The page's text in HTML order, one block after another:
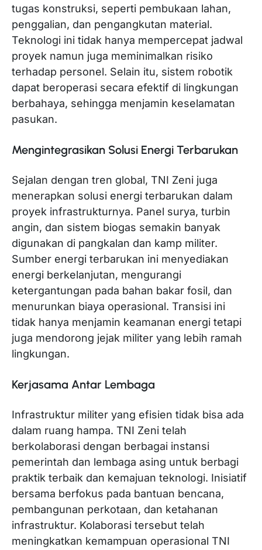
tugas konstruksi, seperti pembukaan lahan,
penggalian, dan pengangkutan material.
Teknologi ini tidak hanya mempercepat jadwal
proyek namun juga meminimalkan risiko
terhadap personel. Selain itu, sistem robotik
dapat beroperasi secara efektif di lingkungan
berbahaya, sehingga menjamin keselamatan
pasukan.
Mengintegrasikan Solusi Energi Terbarukan
Sejalan dengan tren global, TNI Zeni juga
menerapkan solusi energi terbarukan dalam
proyek infrastrukturnya. Panel surya, turbin
angin, dan sistem biogas semakin banyak
digunakan di pangkalan dan kamp militer.
Sumber energi terbarukan ini menyediakan
energi berkelanjutan, mengurangi
ketergantungan pada bahan bakar fosil, dan
menurunkan biaya operasional. Transisi ini
tidak hanya menjamin keamanan energi tetapi
juga mendorong jejak militer yang lebih ramah
lingkungan.
Kerjasama Antar Lembaga
Infrastruktur militer yang efisien tidak bisa ada
dalam ruang hampa. TNI Zeni telah
berkolaborasi dengan berbagai instansi
pemerintah dan lembaga asing untuk berbagi
praktik terbaik dan kemajuan teknologi. Inisiatif
bersama berfokus pada bantuan bencana,
pembangunan perkotaan, dan ketahanan
infrastruktur. Kolaborasi tersebut telah
meningkatkan kemampuan operasional TNI